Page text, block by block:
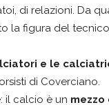
di relazioni. Da
la figura del
e le
di Coverciano.
il calcio è un mezzo